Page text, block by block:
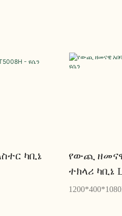
ካቢኔ
የውጪ
ተክላሪ ካቢኔ